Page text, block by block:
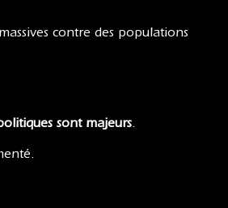
contre des populations
sont majeurs.